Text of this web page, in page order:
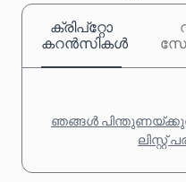
ക്രിപ്‌റ്റോ
കറൻസികൾ
ഞങ്ങൾ
ലിസ്റ്റ്